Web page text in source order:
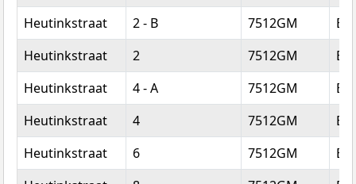
Heutinkstraat
2 - B 7512GM
Heutinkstraat
2 7512GM
Heutinkstraat
4 - A 7512GM
Heutinkstraat
4 7512GM
Heutinkstraat
6 7512GM